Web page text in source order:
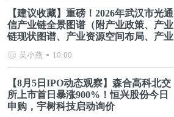
【建议收藏】重磅！2026年武汉市光通
信产业链全景图谱（附产业政策、产业
链现状图谱、产业资源空间布局、产业
吴小燕 10:00
【8月5日IPO动态观察】森合高科北交
所上市首日暴涨900%！恒兴股份今日
申购，宇树科技启动询价